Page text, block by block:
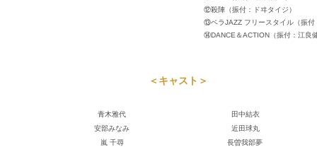
⑫殺陣（振付：ドヰタイジ）
⑬ベラJAZZ フリースタイル（振付：改
⑭DANCE＆ACTION（振付：江良健二
＜キャスト＞
青木雅代
田中結衣
安部みなみ
近田球丸
嵐 千尋
長曽我部夢